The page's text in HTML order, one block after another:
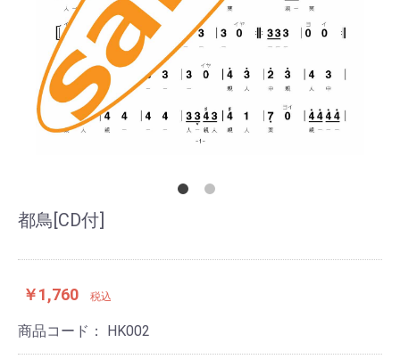
都鳥[CD付]
￥1,760 税込
商品コード： HK002